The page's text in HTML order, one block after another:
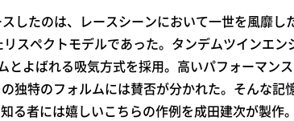
したのは、レースシーンにおいて一世を風靡し
スペクトモデルであった。タンデムツインエン
よばれる吸気方式を採用。高いパフォーマン
独特のフォルムには賛否が分かれた。そんな記
者には嬉しいこちらの作例を成田建次が製作。